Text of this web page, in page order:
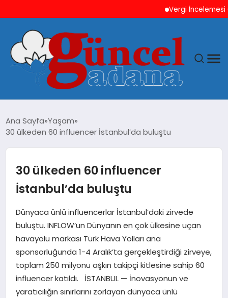
Vergi İncelemesi
YAŞAM
MAGAZIN
SAĞLIK
TEKNOLOJI
Ana Sayfa Yaşam
30 ülkeden 60 influencer İstanbul’da buluştu
30 ülkeden 60 influencer
İstanbul’da buluştu
Dünyaca ünlü influencerlar İstanbul’daki zirvede
buluştu. INFLOW’un Dünyanın en çok ülkesine uçan
havayolu markası Türk Hava Yolları ana
sponsorluğunda 1-4 Aralık’ta gerçekleştirdiği zirveye,
toplam 250 milyonu aşkın takipçi kitlesine sahip 60
influencer katıldı. İSTANBUL — İnovasyonun ve
yaratıcılığın sınırlarını zorlayan dünyaca ünlü